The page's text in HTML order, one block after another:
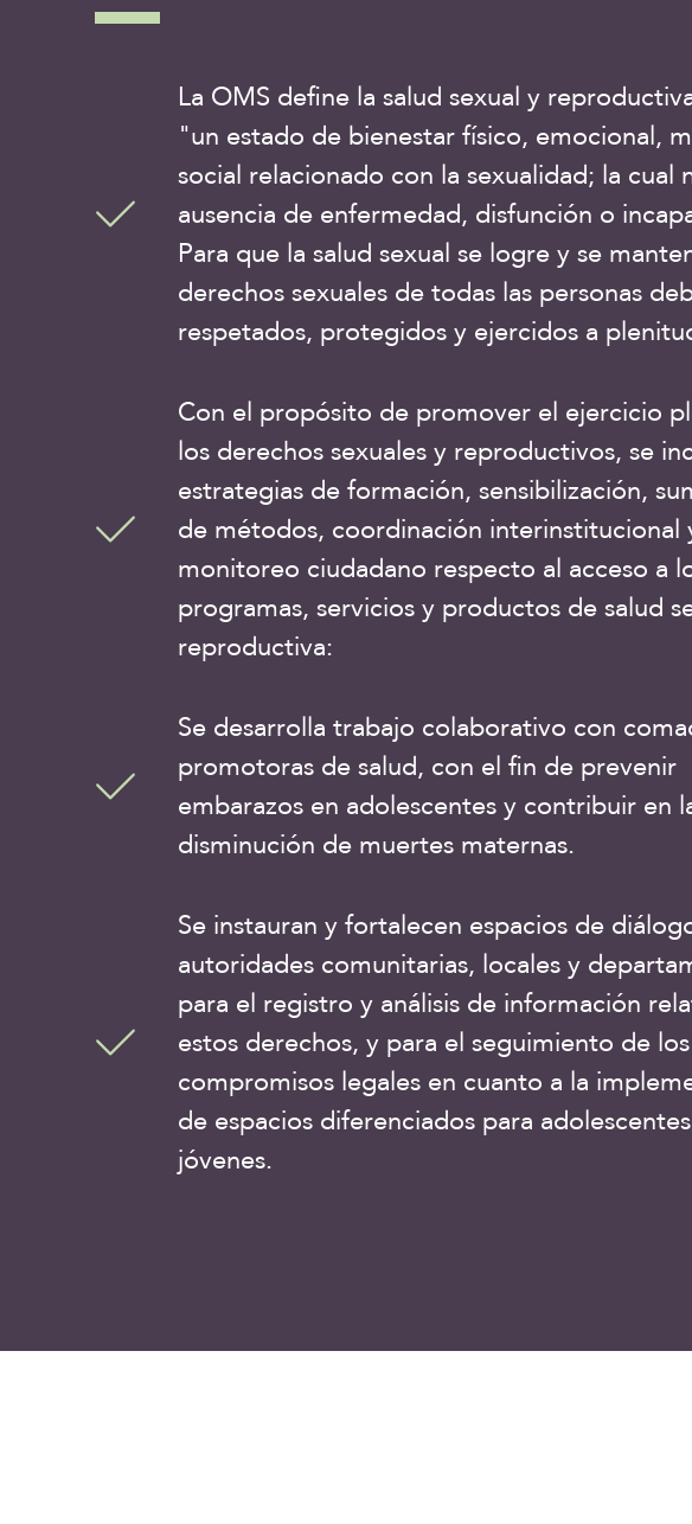
La OMS define la salud sexual y
"un estado de bienestar físico, emocional,
social relacionado con la sexualidad; la cual
ausencia de enfermedad, disfunción o
Para que la salud sexual se logre y se
derechos sexuales de todas las personas
respetados, protegidos y ejercidos a
Con el propósito de promover el ejercicio
los derechos sexuales y reproductivos, se
estrategias de formación, sensibilización,
de métodos, coordinación interinstitucional
monitoreo ciudadano respecto al acceso a
programas, servicios y productos de salud
reproductiva:
Se desarrolla trabajo colaborativo con
promotoras de salud, con el fin de prevenir
embarazos en adolescentes y contribuir en
disminución de muertes maternas.
Se instauran y fortalecen espacios de
autoridades comunitarias, locales y
para el registro y análisis de información
estos derechos, y para el seguimiento de los
compromisos legales en cuanto a la
de espacios diferenciados para
jóvenes.